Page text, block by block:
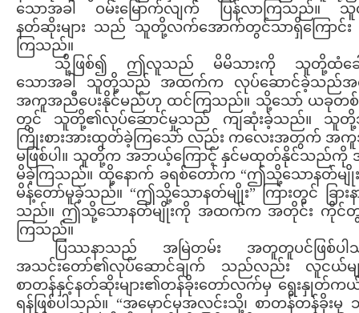
သောအခါ ဝမ်းမြောက်လျက် ပြန်လာကြသည်။
နတ်ဆိုးများ သည် သူတို့လက်အောက်တွင်သာရှိကြောင်း ပ
ကြသည်။
သို့ဖြစ်၍ ဤလူသည် မိမိသားကို သူတို့ထံခေ
သောအခါ သူတို့သည် အထက်က လုပ်ဆောင်ခဲ့သည်အ
အကူအညီပေးနိုင်မည်ဟု ထင်ကြသည်။ သို့သော် ယခုတစ်
တွင် သူတို့၏လုပ်ဆောင်မှုသည် ကျဆုံးခဲ့သည်။ သူ
ကြိုးစားအားထုတ်ခဲ့ကြသော် လည်း ကလေးအတွက် အ
မဖြစ်ပါ။ သူတို့က အဘယ့်ကြောင့် နှင်မထုတ်နိုင်သည်
မိခဲ့ကြသည်။ ထို့နောက် ခရစ်တော်က “ဤသို့သောနတ်မျို
မိန့်တော်မူခဲ့သည်။ “ဤသို့သောနတ်မျိုး” ကြားတွင် ခြားန
သည်။ ဤသို့သောနတ်မျိုးကို အထက်က အတိုင်း ကိုင်
ကြသည်။
ပြဿနာသည် အမြဲတမ်း အတူတူပင်ဖြစ်ပါ
အသင်းတော်၏လုပ်ဆောင်ချက် သည်လည်း လူငယ်မျ
စာတန်နှင့်နတ်ဆိုးများ၏တန်ခိုးတော်လက်မှ ရွေးနှုတ်က
ရန်ဖြစ်ပါသည်။ “အမှောင်မှအလင်းသို့၊ စာတန်တန်ခိုးမှ